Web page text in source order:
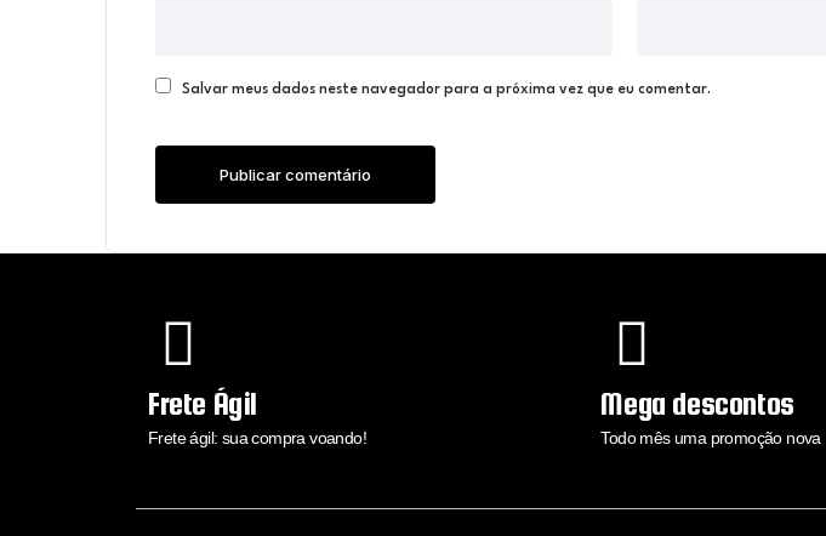
Salvar meus dados neste navegador para a próxima vez que eu comentar.
Frete Ágil
Frete ágil: sua compra voando!
Mega descontos
Todo mês uma promoção nova